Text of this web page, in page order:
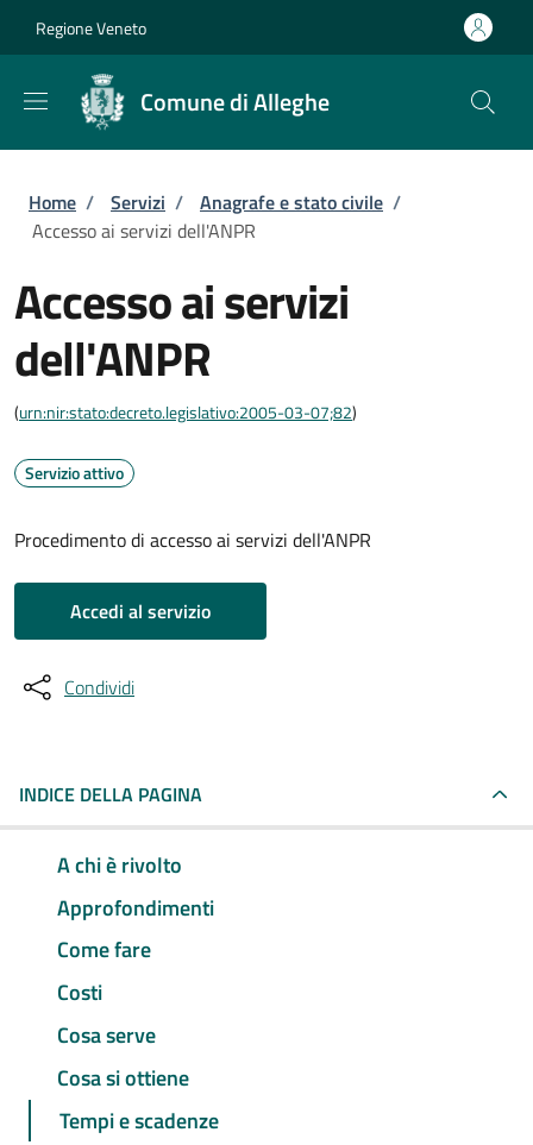
Regione Veneto
Comune di Alleghe
Briciole di pane
Home / Servizi / Anagrafe e stato civile /
Accesso ai servizi dell'ANPR
Accesso ai servizi
dell'ANPR
(urn:nir:stato:decreto.legislativo:2005-03-07;82)
Servizio attivo
Procedimento di accesso ai servizi dell'ANPR
Accedi al servizio
Condividi
INDICE DELLA PAGINA
A chi è rivolto
Approfondimenti
Come fare
Costi
Cosa serve
Cosa si ottiene
Tempi e scadenze